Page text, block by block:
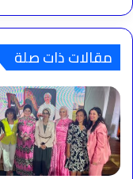
مقالات ذات صلة